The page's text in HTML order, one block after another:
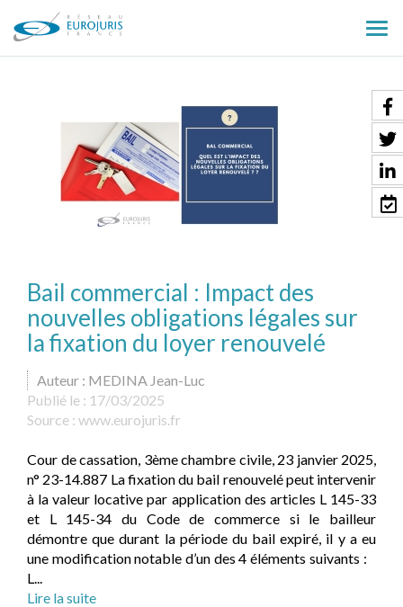
le
Bail commercial : Impact des
nouvelles obligations légales sur
la fixation du loyer renouvelé
Auteur : MEDINA Jean-Luc
Publié le : 17/03/2025
Source : www.eurojuris.fr
Cour de cassation, 3ème chambre civile, 23 janvier 2025,
n° 23-14.887 La fixation du bail renouvelé peut intervenir
à la valeur locative par application des articles L 145-33
et L 145-34 du Code de commerce si le bailleur
démontre que durant la période du bail expiré, il y a eu
une modification notable d’un des 4 éléments suivants :
L...
Lire la suite